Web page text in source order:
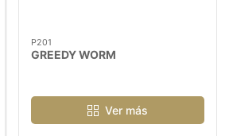
P201
GREEDY WORM
Ver más